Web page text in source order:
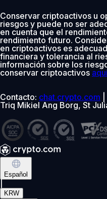
Conservar criptoactivos u
riesgos y puede no ser
en cuenta que el
rendimiento futuro.
en criptoactivos es
financiera y tolerancia al
información sobre los
conservar criptoactivos
Contacto: chat.crypto.com
Triq Mikiel Ang Borg, St
Español
KRW